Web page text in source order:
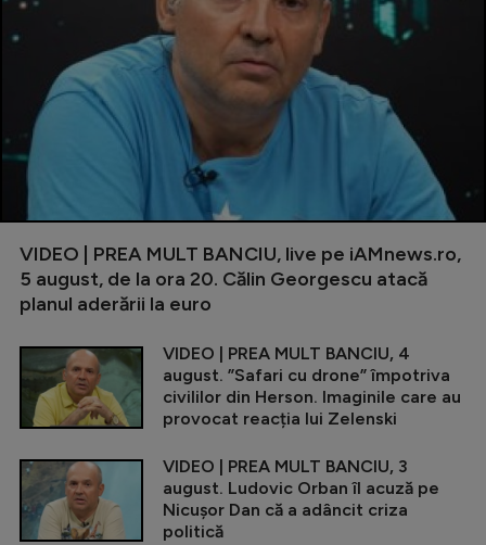
VIDEO | PREA MULT BANCIU, live pe iAMnews.ro,
5 august, de la ora 20. Călin Georgescu atacă
planul aderării la euro
VIDEO | PREA MULT BANCIU, 4
august. ”Safari cu drone” împotriva
civililor din Herson. Imaginile care au
provocat reacția lui Zelenski
VIDEO | PREA MULT BANCIU, 3
august. Ludovic Orban îl acuză pe
Nicușor Dan că a adâncit criza
politică